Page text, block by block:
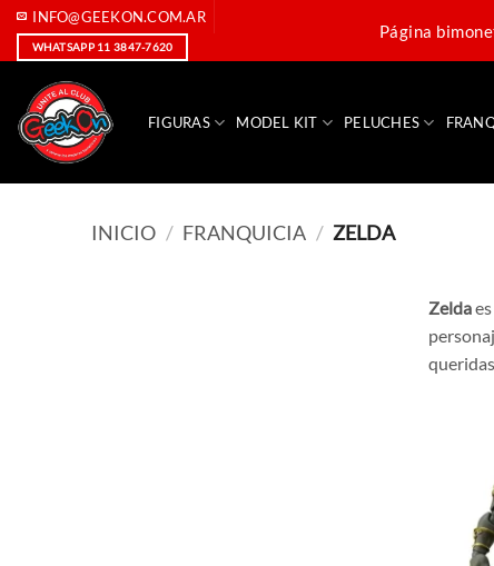
SaltarINFO@GEEKON.COM.AR
WHATSAPP 11 3847-7620
Página
FIGURAS MODEL KIT PELUCHES
INICIO / FRANQUICIA / ZELDA
Zeldaes